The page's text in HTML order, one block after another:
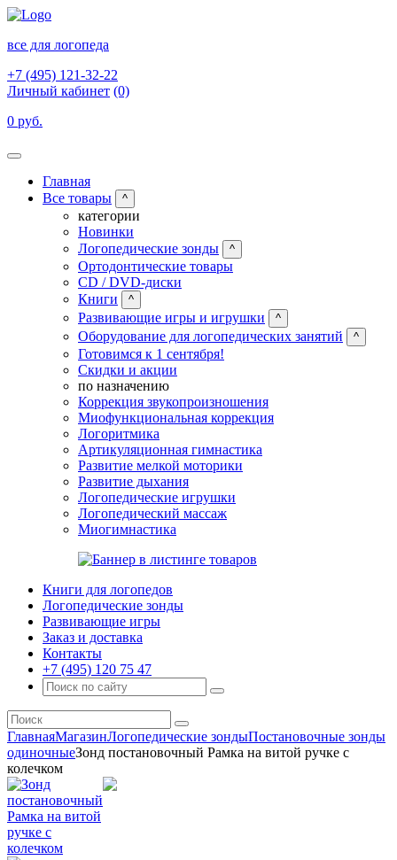
все для логопеда
+7 (495) 121-32-22
Личный кабинет (0)
0 руб.
Главная
Все товары
^
категории
Новинки
Логопедические зонды
^
Ортодонтические товары
CD / DVD-диски
Книги
^
Развивающие игры и игрушки ^
Оборудование для логопедических занятий ^
Готовимся к 1 сентября!
Скидки и акции
по назначению
Коррекция звукопроизношения
Миофункциональная коррекция
Логоритмика
Артикуляционная гимнастика
Развитие мелкой моторики
Развитие дыхания
Логопедические игрушки
Логопедический массаж
Миогимнастика
Книги для логопедов
Логопедические зонды
Развивающие игры
Заказ и доставка
Контакты
+7 (495) 120 75 47
ГлавнаяМагазинЛогопедические зондыПостановочные зонды
одиночныеЗонд постановочный Рамка на витой ручке с
колечком